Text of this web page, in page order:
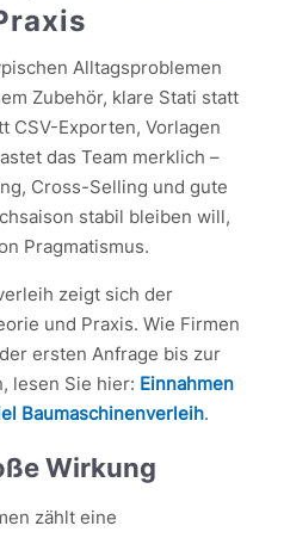
Alltagsproblemen
Zubehör, klare Stati statt
CSV-Exporten, Vorlagen
das Team merklich –
Cross-Selling und gute
stabil bleiben will,
Pragmatismus.
zeigt sich der
und Praxis. Wie Firmen
ersten Anfrage bis zur
lesen Sie hier: Einnahmen
Baumaschinenverleih.
Wirkung
zählt eine